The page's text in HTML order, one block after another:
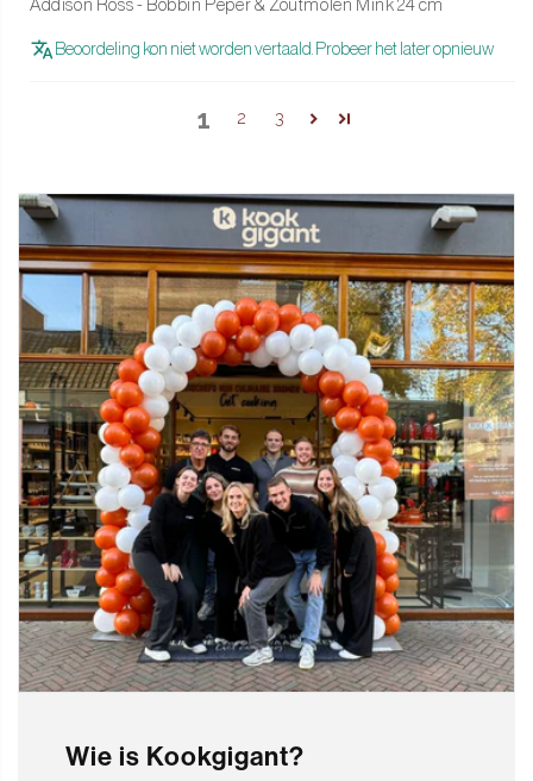
Addison Ross - Bobbin Peper & Zoutmolen Mink 24 cm
Beoordeling kon niet worden vertaald. Probeer het later opnieuw
1 2 3
Wie is Kookgigant?